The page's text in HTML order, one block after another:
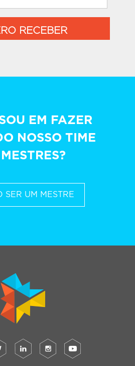
RECEBER
EM FAZER
NOSSO TIME
SER UM MESTRE